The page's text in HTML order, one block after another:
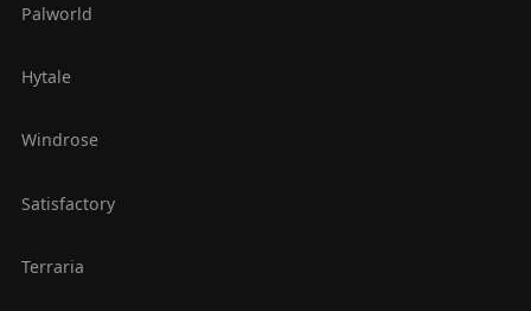
Palworld
Hytale
Windrose
Satisfactory
Terraria